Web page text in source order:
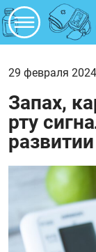
29 февраля
Запах,
рту